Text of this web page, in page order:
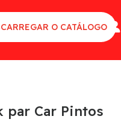
O CATÁLOGO
par Car Pintos